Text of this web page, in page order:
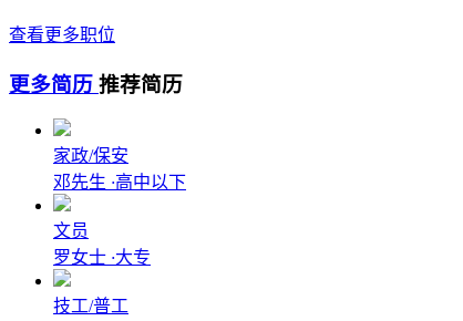
查看更多职位
更多简历 推荐简历
家政/保安
邓先生 ·高中以下
文员
罗女士 ·大专
技工/普工